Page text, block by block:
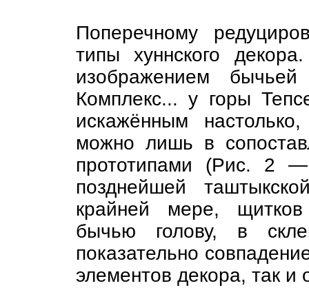
Поперечному
типы хуннского
изображением
Комплекс... у горы
искажённым
можно лишь в
прототипами (Рис. 2
позднейшей
крайней мере,
бычью голову, в
показательно
элементов декора, так и